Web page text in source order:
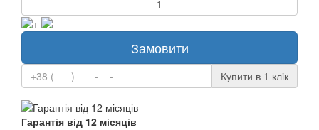
Замовити
Купити в 1 клiк
Гарантія від 12 місяців